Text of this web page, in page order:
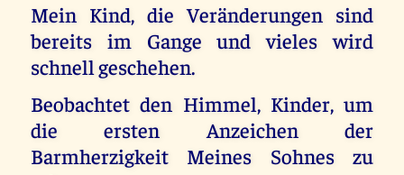
Mein Kind, die Veränderungen sind
bereits im Gange und vieles wird
schnell geschehen.
Beobachtet den Himmel, Kinder, um
die ersten Anzeichen der
Barmherzigkeit Meines Sohnes zu